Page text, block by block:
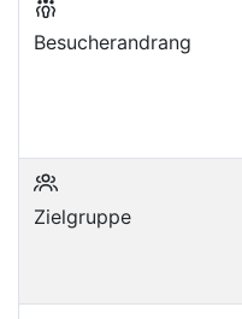
Besucherandrang
Zielgruppe